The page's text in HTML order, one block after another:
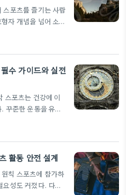
스포츠를 즐기는 사람
자 개념을 넘어 소득
한 트레이닝과 회복
반 스포츠 애호가 모
제로 소득이 급감할
를 분산하고 가족
다. 저강도 활동은
능성이 커 보장 설
나 접촉이 있는 종
수 가이드와 실전
스포츠는 건강에 이
꾸준한 운동을 유지
크게 키운다. 보험
계적인 대응을 가능
와 스포츠 시설의 다
하는 경우도 많아
런 변화는 보장 범위
활동 안전 설계
칙 스포츠에 참가하
성도 커졌다. 다양